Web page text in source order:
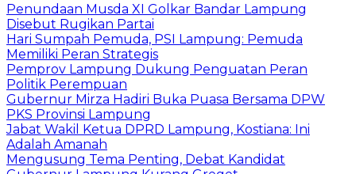
Penundaan Musda XI Golkar Bandar Lampung
Disebut Rugikan Partai
Hari Sumpah Pemuda, PSI Lampung: Pemuda
Memiliki Peran Strategis
Pemprov Lampung Dukung Penguatan Peran
Politik Perempuan
Gubernur Mirza Hadiri Buka Puasa Bersama DPW
PKS Provinsi Lampung
Jabat Wakil Ketua DPRD Lampung, Kostiana: Ini
Adalah Amanah
Mengusung Tema Penting, Debat Kandidat